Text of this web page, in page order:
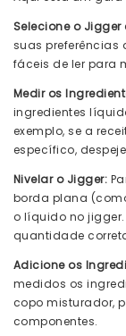
Selecione o
suas preferências
fáceis de ler para
Medir os
ingredientes
exemplo, se a
específico,
Nivelar o Jigger:
borda plana
o líquido no
quantidade
Adicione os
medidos os
copo misturador,
componentes.